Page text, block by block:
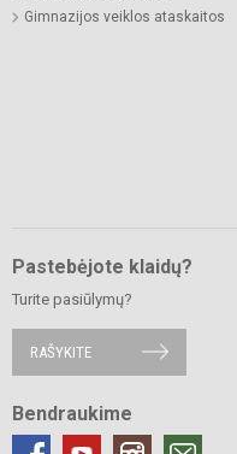
Gimnazijos veiklos ataskaitos
Pastebėjote klaidų?
Turite pasiūlymų?
RAŠYKITE
Bendraukime